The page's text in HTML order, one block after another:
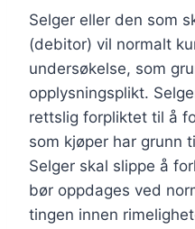
Selger eller den som
(debitor) vil normalt
undersøkelse, som
opplysningsplikt.
rettslig forpliktet til å
som kjøper har grunn
Selger skal slippe å
bør oppdages ved
tingen innen